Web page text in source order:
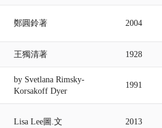
鄭圓鈴著 2004
王獨清著 1928
by Svetlana Rimsky-
Korsakoff Dyer
1991
Lisa Lee圖.文 2013